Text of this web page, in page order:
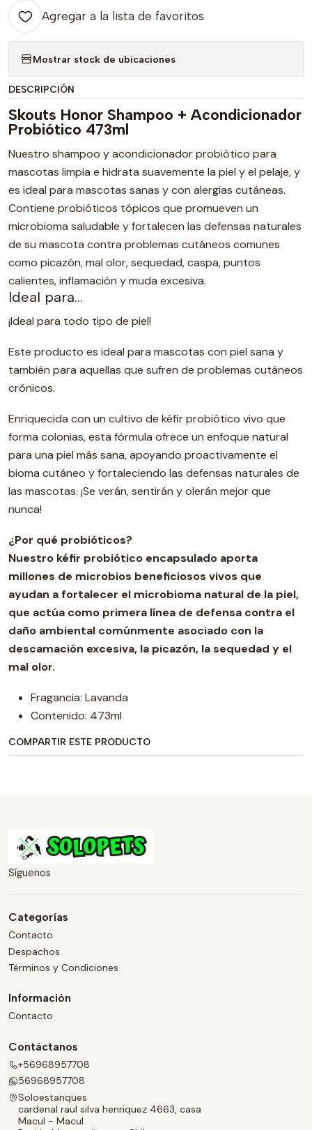
Agregar a la lista de favoritos
Mostrar stock de ubicaciones
DESCRIPCIÓN
Skouts Honor Shampoo + Acondicionador
Probiótico 473ml
Nuestro shampoo y acondicionador probiótico para
mascotas limpia e hidrata suavemente la piel y el pelaje, y
es ideal para mascotas sanas y con alergias cutáneas.
Contiene probióticos tópicos que promueven un
microbioma saludable y fortalecen las defensas naturales
de su mascota contra problemas cutáneos comunes
como picazón, mal olor, sequedad, caspa, puntos
calientes, inflamación y muda excesiva.
Ideal para...
¡Ideal para todo tipo de piel!
Este producto es ideal para mascotas con piel sana y
también para aquellas que sufren de problemas cutáneos
crónicos.
Enriquecida con un cultivo de kéfir probiótico vivo que
forma colonias, esta fórmula ofrece un enfoque natural
para una piel más sana, apoyando proactivamente el
bioma cutáneo y fortaleciendo las defensas naturales de
las mascotas. ¡Se verán, sentirán y olerán mejor que
nunca!
¿Por qué probióticos?
Nuestro kéfir probiótico encapsulado aporta
millones de microbios beneficiosos vivos que
ayudan a fortalecer el microbioma natural de la piel,
que actúa como primera línea de defensa contra el
daño ambiental comúnmente asociado con la
descamación excesiva, la picazón, la sequedad y el
mal olor.
Fragancia: Lavanda
Contenido: 473ml
COMPARTIR ESTE PRODUCTO
Síguenos
Categorías
Contacto
Despachos
Términos y Condiciones
Información
Contacto
Contáctanos
+56968957708
56968957708
Soloestanques
cardenal raul silva henriquez 4663, casa
Macul - Macul